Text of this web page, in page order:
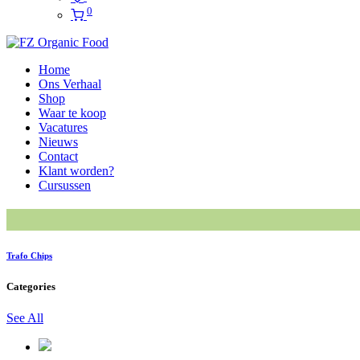
0
Home
Ons Verhaal
Shop
Waar te koop
Vacatures
Nieuws
Contact
Klant worden?
Cursussen
Trafo Chips
Categories
See All